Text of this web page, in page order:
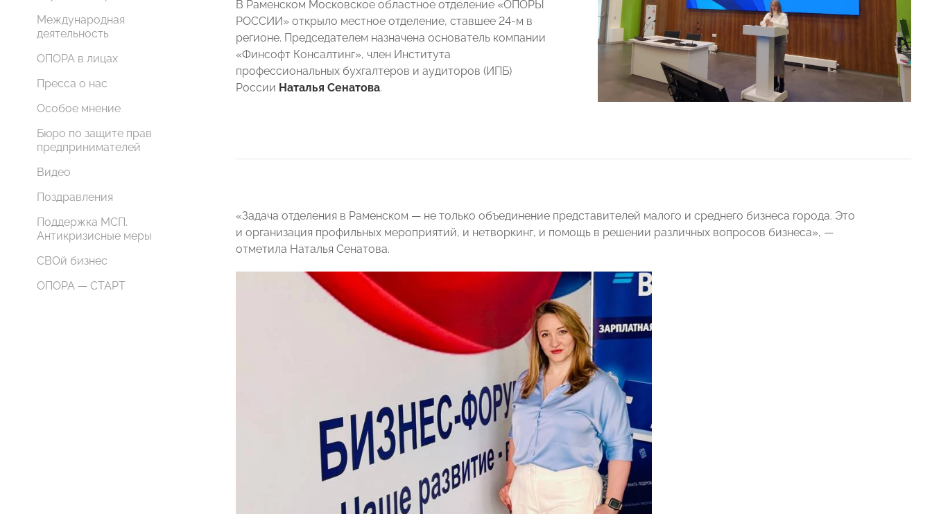
Международная
деятельность
ОПОРА в лицах
Пресса о нас
Особое мнение
Бюро по защите прав
предпринимателей
Видео
Поздравления
Поддержка МСП.
Антикризисные меры
СВОй бизнес
ОПОРА — СТАРТ
В Раменском Московское областное отделение «ОПОРЫ
РОССИИ» открыло местное отделение, ставшее 24-м в
регионе. Председателем назначена основатель компании
«Финсофт Консалтинг», член Института
профессиональных бухгалтеров и аудиторов (ИПБ)
России Наталья Сенатова.
«Задача отделения в Раменском — не только объединение представителей малого и среднего бизнеса города. Это
и организация профильных мероприятий, и нетворкинг, и помощь в решении различных вопросов бизнеса», —
отметила Наталья Сенатова.